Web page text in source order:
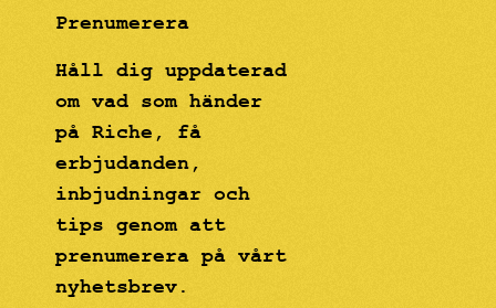
Prenumerera
Håll dig uppdaterad
om vad som händer
på Riche, få
erbjudanden,
inbjudningar och
tips genom att
prenumerera på vårt
nyhetsbrev.